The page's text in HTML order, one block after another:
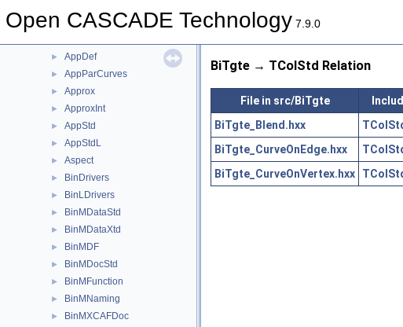
Open CASCADE Technology 7.9.0
► AppBlend
► AppDef
► AppParCurves
► Approx
► ApproxInt
► AppStd
► AppStdL
► Aspect
► BinDrivers
► BinLDrivers
► BinMDataStd
► BinMDataXtd
► BinMDF
► BinMDocStd
► BinMFunction
► BinMNaming
► BinMXCAFDoc
BiTgte → TColStd Relation
File in src/BiTgte
BiTgte_Blend.hxx
BiTgte_CurveOnEdge.hxx
BiTgte_CurveOnVertex.hxx